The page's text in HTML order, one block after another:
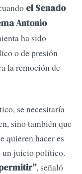
el Senado
Antonio
ha sido
o de presión
la remoción de
se necesitaría
sino también que
quieren hacer es
un juicio político.
, señaló